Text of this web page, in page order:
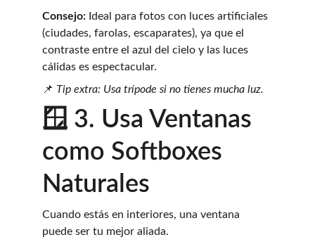
Consejo: Ideal para fotos con luces artificiales
(ciudades, farolas, escaparates), ya que el
contraste entre el azul del cielo y las luces
cálidas es espectacular.
📌 Tip extra: Usa trípode si no tienes mucha luz.
🪟 3. Usa Ventanas
como Softboxes
Naturales
Cuando estás en interiores, una ventana
puede ser tu mejor aliada.